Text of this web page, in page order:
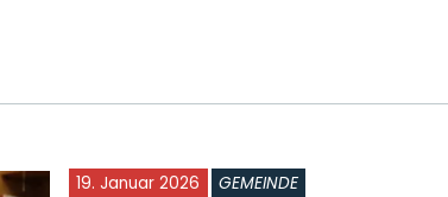
19. Januar 2026 GEMEINDE